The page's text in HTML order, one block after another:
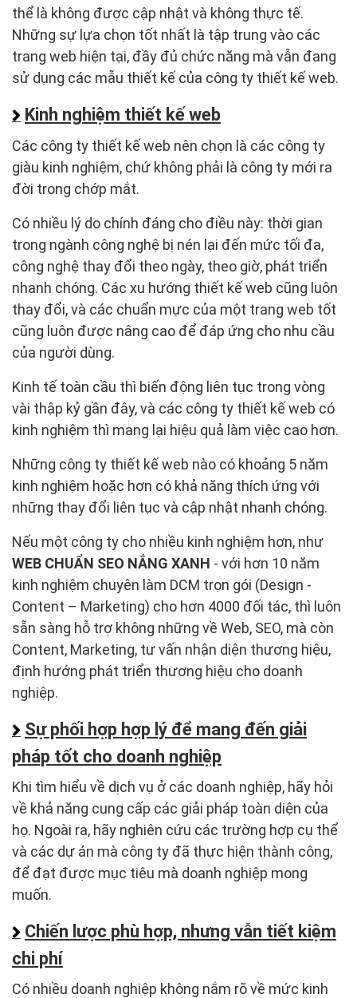
thể là không được cập nhật và không thực tế.
Những sự lựa chọn tốt nhất là tập trung vào các
trang web hiện tại, đầy đủ chức năng mà vẫn đang
sử dụng các mẫu thiết kế của công ty thiết kế web.
Kinh nghiệm thiết kế web
Các công ty thiết kế web nên chọn là các công ty
giàu kinh nghiệm, chứ không phải là công ty mới ra
đời trong chớp mắt.
Có nhiều lý do chính đáng cho điều này: thời gian
trong ngành công nghệ bị nén lại đến mức tối đa,
công nghệ thay đổi theo ngày, theo giờ, phát triển
nhanh chóng. Các xu hướng thiết kế web cũng luôn
thay đổi, và các chuẩn mực của một trang web tốt
cũng luôn được nâng cao để đáp ứng cho nhu cầu
của người dùng.
Kinh tế toàn cầu thì biến động liên tục trong vòng
vài thập kỷ gần đây, và các công ty thiết kế web có
kinh nghiệm thì mang lại hiệu quả làm việc cao hơn.
Những công ty thiết kế web nào có khoảng 5 năm
kinh nghiệm hoặc hơn có khả năng thích ứng với
những thay đổi liên tục và cập nhật nhanh chóng.
Nếu một công ty cho nhiều kinh nghiệm hơn, như
WEB CHUẨN SEO NẮNG XANH - với hơn 10 năm
kinh nghiệm chuyên làm DCM trọn gói (Design -
Content – Marketing) cho hơn 4000 đối tác, thì luôn
sẵn sàng hỗ trợ không những về Web, SEO, mà còn
Content, Marketing, tư vấn nhận diện thương hiệu,
định hướng phát triển thương hiệu cho doanh
nghiệp.
Sự phối hợp hợp lý để mang đến giải
pháp tốt cho doanh nghiệp
Khi tìm hiểu về dịch vụ ở các doanh nghiệp, hãy hỏi
về khả năng cung cấp các giải pháp toàn diện của
họ. Ngoài ra, hãy nghiên cứu các trường hợp cụ thể
và các dự án mà công ty đã thực hiện thành công,
để đạt được mục tiêu mà doanh nghiệp mong
muốn.
Chiến lược phù hợp, nhưng vẫn tiết kiệm
chi phí
Có nhiều doanh nghiệp không nắm rõ về mức kinh